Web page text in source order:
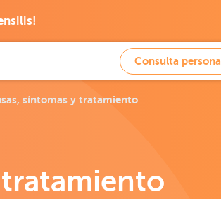
Consulta
síntomas y tratamiento
tratamiento